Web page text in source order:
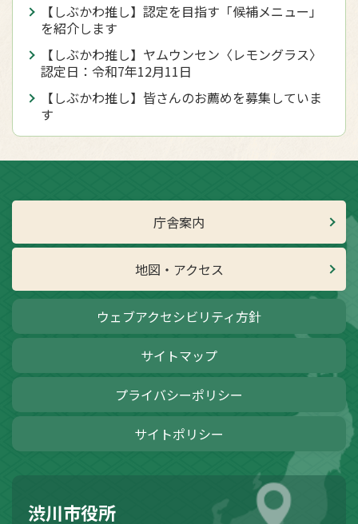
【しぶかわ推し】認定を目指す「候補メニュー」
を紹介します
【しぶかわ推し】ヤムウンセン〈レモングラス〉
認定日：令和7年12月11日
【しぶかわ推し】皆さんのお薦めを募集していま
す
庁舎案内
地図・アクセス
ウェブアクセシビリティ方針
サイトマップ
プライバシーポリシー
サイトポリシー
渋川市役所